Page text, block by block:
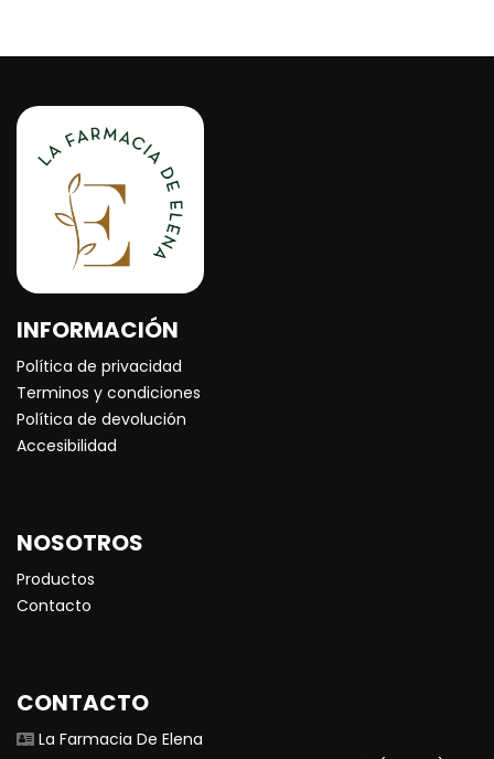
INFORMACIÓN
Política de privacidad
Terminos y condiciones
Política de devolución
Accesibilidad
NOSOTROS
Productos
Contacto
CONTACTO
La Farmacia De Elena